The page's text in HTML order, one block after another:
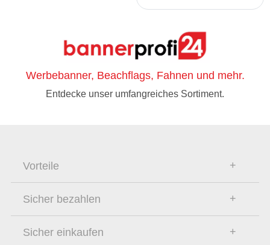
Werbebanner, Beachflags, Fahnen und mehr.
Entdecke unser umfangreiches Sortiment.
Vorteile
Sicher bezahlen
Sicher einkaufen